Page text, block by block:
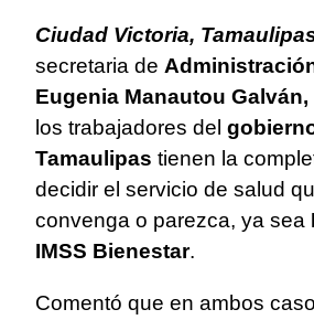
Ciudad Victoria,
secretaria de
Eugenia Manautou Galván,
los trabajadores del
Tamaulipas tienen la
decidir el servicio de salud
convenga o parezca, ya sea
IMSS Bienestar.
Comentó que en ambos